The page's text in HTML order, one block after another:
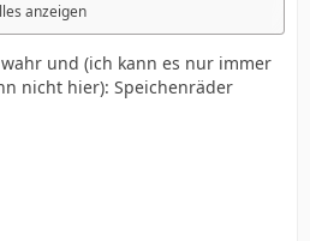
Lifthaken & des Zufüllstutzens
Kessel fehlen
Seite
anzeigen
und (ich kann es nur immer
nicht hier): Speichenräder